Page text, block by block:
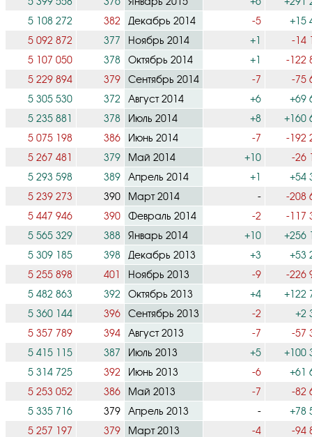
5 108 272
382 Декабрь 2014 -5
+15
5 092 872
377 Ноябрь 2014 +1
-14
5 107 050
378 Октябрь 2014 +1
-122
5 229 894
379 Сентябрь 2014 -7
-75
5 305 530
372 Август 2014 +6
+69
5 235 881
378 Июль 2014 +8
+160
5 075 198
386 Июнь 2014 -7
-192
5 267 481
379 Май 2014 +10
-26
5 293 598
389 Апрель 2014 +1
+54
5 239 273
390 Март 2014 -
-208
5 447 946
390 Февраль 2014 -2
-117
5 565 329
388 Январь 2014 +10
+256
5 309 185
398 Декабрь 2013 +3
+53
5 255 898
401 Ноябрь 2013 -9
-226
5 482 863
392 Октябрь 2013 +4
+122
5 360 144
396 Сентябрь 2013 -2
+2
5 357 789
394 Август 2013 -7
-57
5 415 115
387 Июль 2013 +5
+100
5 314 725
392 Июнь 2013 -6
+61
5 253 052
386 Май 2013 -7
-82
5 335 716
379 Апрель 2013 -
+78
5 257 197
379 Март 2013 -4
-94